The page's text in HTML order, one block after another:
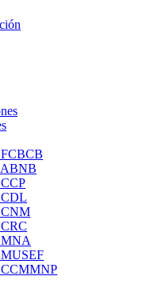
FCBCB
ABNB
CDL
CNM
MNA
MUSEF
CCMMNP